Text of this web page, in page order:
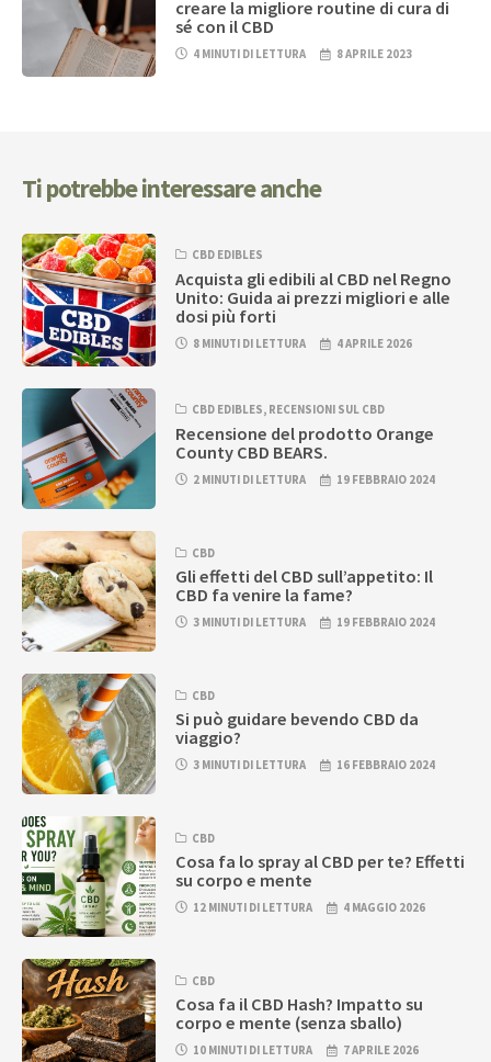
creare la migliore routine di cura di
sé con il CBD
4 MINUTI DI LETTURA 8 APRILE 2023
Ti potrebbe interessare anche
CBD EDIBLES
Acquista gli edibili al CBD nel Regno
Unito: Guida ai prezzi migliori e alle
dosi più forti
8 MINUTI DI LETTURA 4 APRILE 2026
CBD EDIBLES, RECENSIONI SUL CBD
Recensione del prodotto Orange
County CBD BEARS.
2 MINUTI DI LETTURA 19 FEBBRAIO 2024
CBD
Gli effetti del CBD sull’appetito: Il
CBD fa venire la fame?
3 MINUTI DI LETTURA 19 FEBBRAIO 2024
CBD
Si può guidare bevendo CBD da
viaggio?
3 MINUTI DI LETTURA 16 FEBBRAIO 2024
CBD
Cosa fa lo spray al CBD per te? Effetti
su corpo e mente
12 MINUTI DI LETTURA 4 MAGGIO 2026
CBD
Cosa fa il CBD Hash? Impatto su
corpo e mente (senza sballo)
10 MINUTI DI LETTURA 7 APRILE 2026